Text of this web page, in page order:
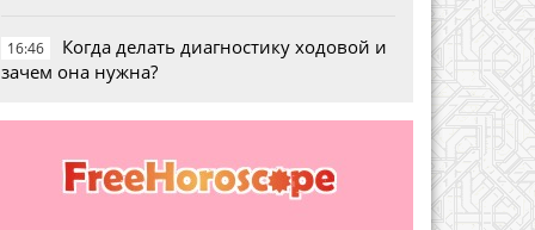
16:46
Когда делать диагностику ходовой и
зачем она нужна?